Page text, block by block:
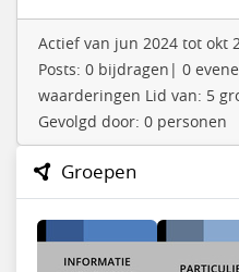
Actief van jun 2024 tot okt
Posts: 0 bijdragen| 0
waarderingen Lid van: 5
Gevolgd door: 0 personen
Groepen